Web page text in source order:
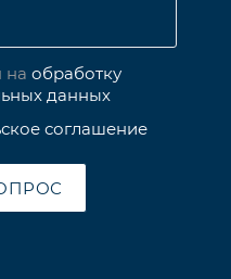
на обработку
данных
соглашение